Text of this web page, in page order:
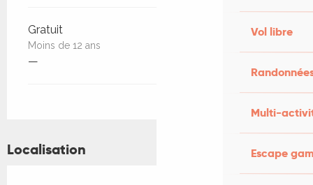
Vol libre
Multi-
Escape
Gratuit
Moins de 12 ans
—
Localisation